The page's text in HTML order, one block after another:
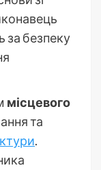
за безпеку
місцевого
та
.